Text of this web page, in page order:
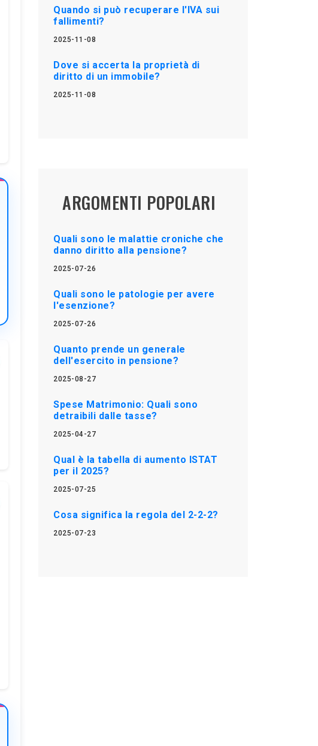
Quando si può recuperare l'IVA sui
fallimenti?
2025-11-08
Dove si accerta la proprietà di
diritto di un immobile?
2025-11-08
ARGOMENTI POPOLARI
Quali sono le malattie croniche che
danno diritto alla pensione?
2025-07-26
Quali sono le patologie per avere
l'esenzione?
2025-07-26
Quanto prende un generale
dell'esercito in pensione?
2025-08-27
Spese Matrimonio: Quali sono
detraibili dalle tasse?
2025-04-27
Qual è la tabella di aumento ISTAT
per il 2025?
2025-07-25
Cosa significa la regola del 2-2-2?
2025-07-23